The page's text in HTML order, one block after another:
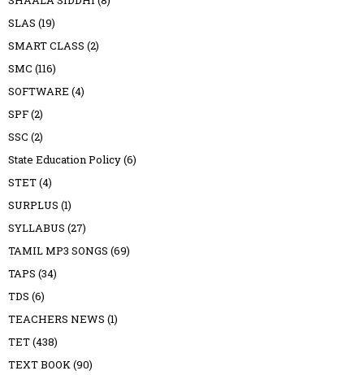
SLAS (19)
SMART CLASS (2)
SMC (116)
SOFTWARE (4)
SPF(2)
SSC (2)
State Education Policy(6)
STET(4)
SURPLUS (1)
SYLLABUS (27)
TAMIL MP3 SONGS (69)
TAPS (34)
TDS (6)
TEACHERS NEWS (1)
TET(438)
TEXT BOOK(90)